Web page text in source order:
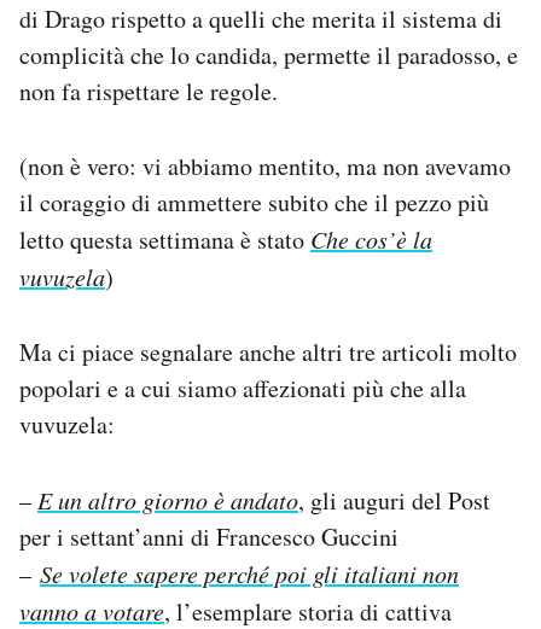
di Drago rispetto a quelli che merita il sistema di
complicità che lo candida, permette il paradosso, e
non fa rispettare le regole.
(non è vero: vi abbiamo mentito, ma non avevamo
il coraggio di ammettere subito che il pezzo più
letto questa settimana è stato Che cos’è la
vuvuzela)
Ma ci piace segnalare anche altri tre articoli molto
popolari e a cui siamo affezionati più che alla
vuvuzela:
– E un altro giorno è andato, gli auguri del Post
per i settant’anni di Francesco Guccini
– Se volete sapere perché poi gli italiani non
vanno a votare, l’esemplare storia di cattiva